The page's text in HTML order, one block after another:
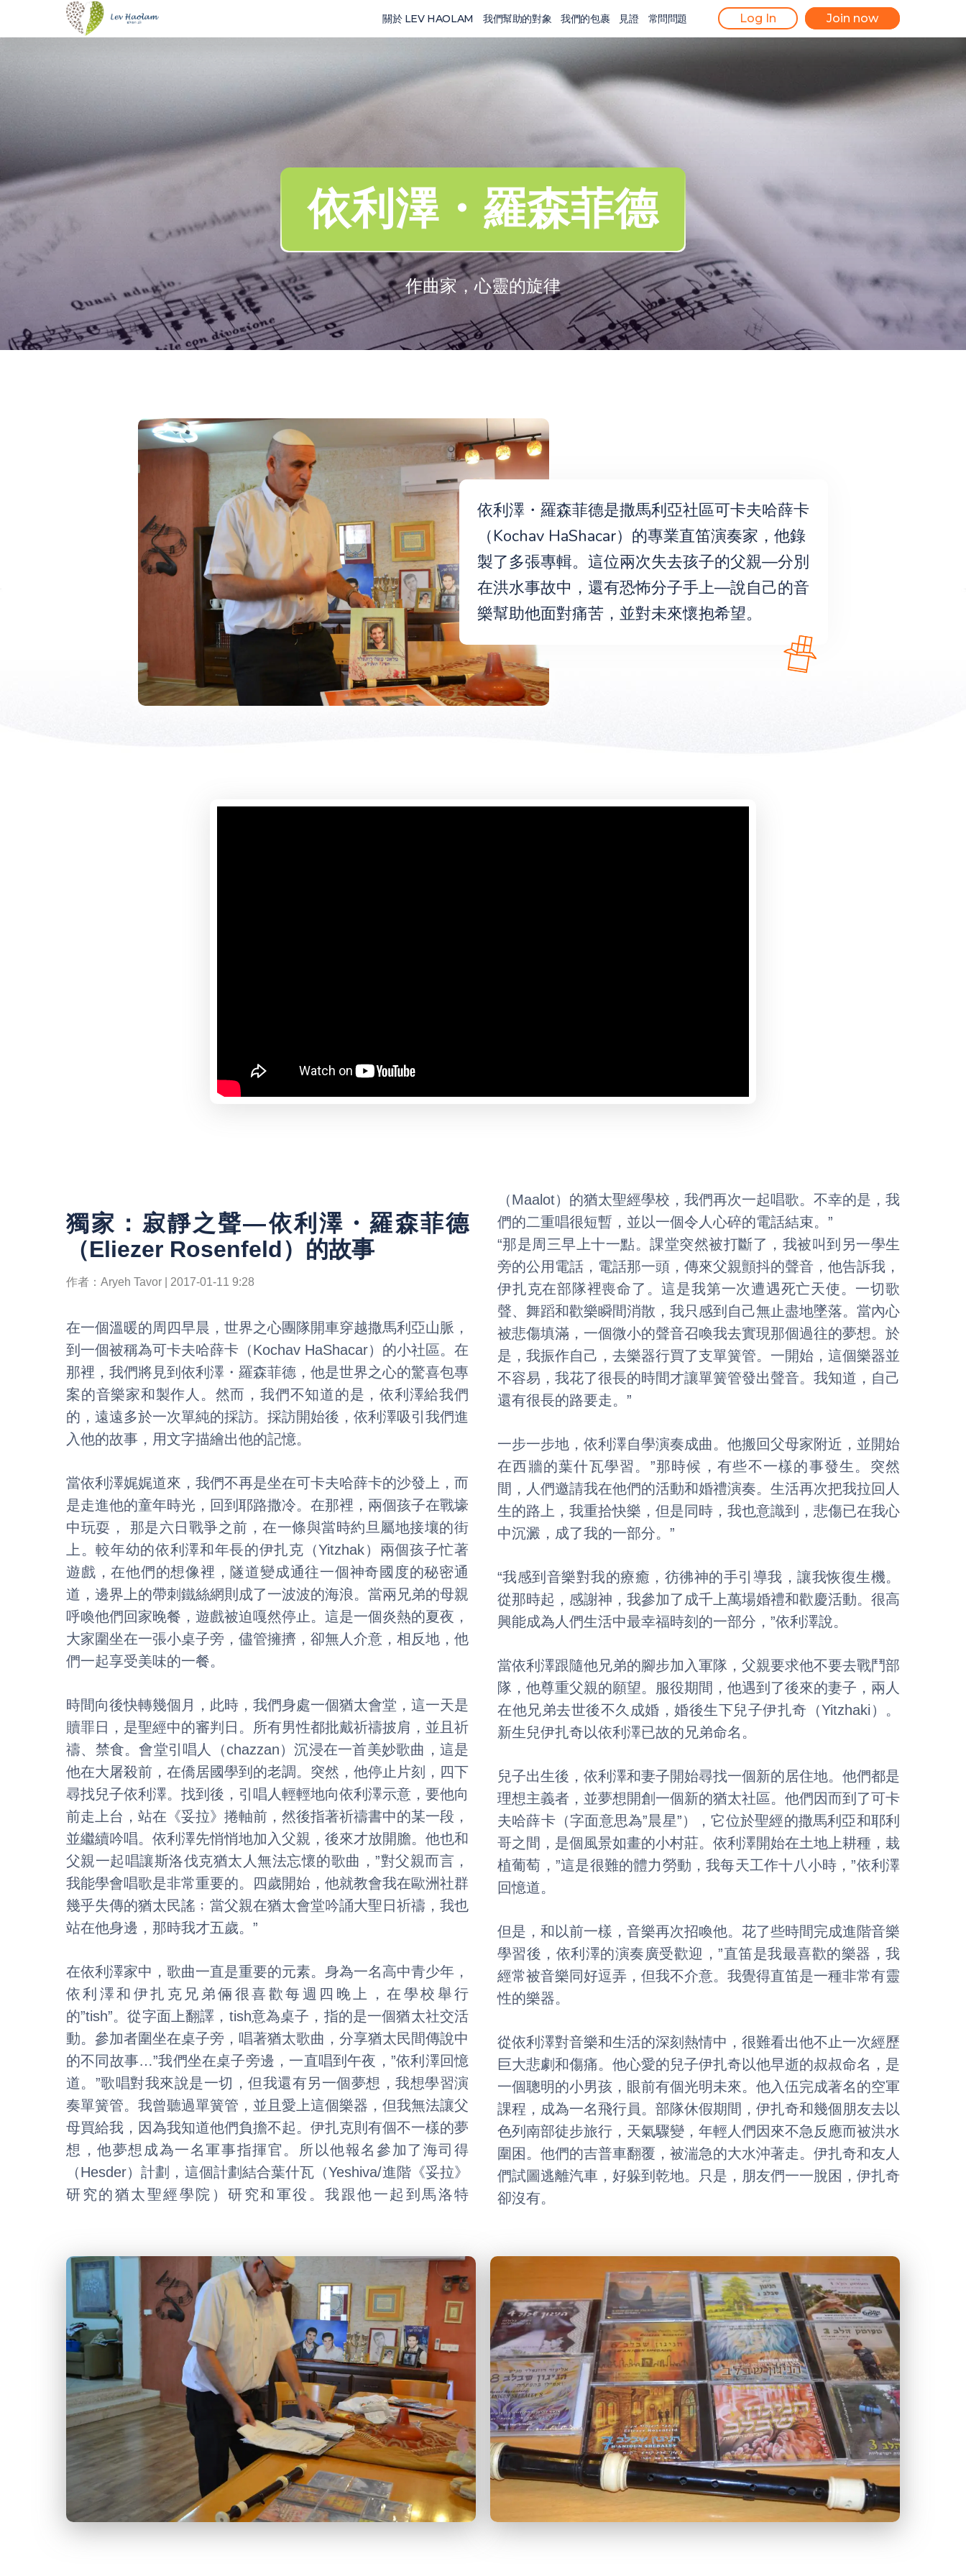
關於 LEV HAOLAM 我們幫助的對象 我們的包裹 見證 常問問題 Log In Join now
依利澤・羅森菲德
作曲家，心靈的旋律
依利澤・羅森菲德是撒馬利亞社區可卡夫哈薛卡
（Kochav HaShacar）的專業直笛演奏家，他錄
製了多張專輯。這位兩次失去孩子的父親—分別
在洪水事故中，還有恐怖分子手上—說自己的音
樂幫助他面對痛苦，並對未來懷抱希望。
獨家：寂靜之聲—依利澤・羅森菲德
（Eliezer Rosenfeld）的故事
作者：Aryeh Tavor | 2017-01-11 9:28
在一個溫暖的周四早晨，世界之心團隊開車穿越撒馬利亞山脈，
到一個被稱為可卡夫哈薛卡（Kochav HaShacar）的小社區。在
那裡，我們將見到依利澤・羅森菲德，他是世界之心的驚喜包專
案的音樂家和製作人。然而，我們不知道的是，依利澤給我們
的，遠遠多於一次單純的採訪。採訪開始後，依利澤吸引我們進
入他的故事，用文字描繪出他的記憶。
當依利澤娓娓道來，我們不再是坐在可卡夫哈薛卡的沙發上，而
是走進他的童年時光，回到耶路撒冷。在那裡，兩個孩子在戰壕
中玩耍， 那是六日戰爭之前，在一條與當時約旦屬地接壤的街
上。較年幼的依利澤和年長的伊扎克（Yitzhak）兩個孩子忙著
遊戲，在他們的想像裡，隧道變成通往一個神奇國度的秘密通
道，邊界上的帶刺鐵絲網則成了一波波的海浪。當兩兄弟的母親
呼喚他們回家晚餐，遊戲被迫嘎然停止。這是一個炎熱的夏夜，
大家圍坐在一張小桌子旁，儘管擁擠，卻無人介意，相反地，他
們一起享受美味的一餐。
時間向後快轉幾個月，此時，我們身處一個猶太會堂，這一天是
贖罪日，是聖經中的審判日。所有男性都批戴祈禱披肩，並且祈
禱、禁食。會堂引唱人（chazzan）沉浸在一首美妙歌曲，這是
他在大屠殺前，在僑居國學到的老調。突然，他停止片刻，四下
尋找兒子依利澤。找到後，引唱人輕輕地向依利澤示意，要他向
前走上台，站在《妥拉》捲軸前，然後指著祈禱書中的某一段，
並繼續吟唱。依利澤先悄悄地加入父親，後來才放開膽。他也和
父親一起唱讓斯洛伐克猶太人無法忘懷的歌曲，”對父親而言，
我能學會唱歌是非常重要的。四歲開始，他就教會我在歐洲社群
幾乎失傳的猶太民謠﹔當父親在猶太會堂吟誦大聖日祈禱，我也
站在他身邊，那時我才五歲。”
在依利澤家中，歌曲一直是重要的元素。身為一名高中青少年，
依利澤和伊扎克兄弟倆很喜歡每週四晚上，在學校舉行
的”tish”。從字面上翻譯，tish意為桌子，指的是一個猶太社交活
動。參加者圍坐在桌子旁，唱著猶太歌曲，分享猶太民間傳說中
的不同故事…”我們坐在桌子旁邊，一直唱到午夜，”依利澤回憶
道。”歌唱對我來說是一切，但我還有另一個夢想，我想學習演
奏單簧管。我曾聽過單簧管，並且愛上這個樂器，但我無法讓父
母買給我，因為我知道他們負擔不起。伊扎克則有個不一樣的夢
想，他夢想成為一名軍事指揮官。所以他報名參加了海司得
（Hesder）計劃，這個計劃結合葉什瓦（Yeshiva/進階《妥拉》
研究的猶太聖經學院）研究和軍役。我跟他一起到馬洛特
（Maalot）的猶太聖經學校，我們再次一起唱歌。不幸的是，我
們的二重唱很短暫，並以一個令人心碎的電話結束。”
“那是周三早上十一點。課堂突然被打斷了，我被叫到另一學生
旁的公用電話，電話那一頭，傳來父親顫抖的聲音，他告訴我，
伊扎克在部隊裡喪命了。這是我第一次遭遇死亡天使。一切歌
聲、舞蹈和歡樂瞬間消散，我只感到自己無止盡地墜落。當內心
被悲傷填滿，一個微小的聲音召喚我去實現那個過往的夢想。於
是，我振作自己，去樂器行買了支單簧管。一開始，這個樂器並
不容易，我花了很長的時間才讓單簧管發出聲音。我知道，自己
還有很長的路要走。”
一步一步地，依利澤自學演奏成曲。他搬回父母家附近，並開始
在西牆的葉什瓦學習。”那時候，有些不一樣的事發生。突然
間，人們邀請我在他們的活動和婚禮演奏。生活再次把我拉回人
生的路上，我重拾快樂，但是同時，我也意識到，悲傷已在我心
中沉澱，成了我的一部分。”
“我感到音樂對我的療癒，彷彿神的手引導我，讓我恢復生機。
從那時起，感謝神，我參加了成千上萬場婚禮和歡慶活動。很高
興能成為人們生活中最幸福時刻的一部分，”依利澤說。
當依利澤跟隨他兄弟的腳步加入軍隊，父親要求他不要去戰鬥部
隊，他尊重父親的願望。服役期間，他遇到了後來的妻子，兩人
在他兄弟去世後不久成婚，婚後生下兒子伊扎奇（Yitzhaki）。
新生兒伊扎奇以依利澤已故的兄弟命名。
兒子出生後，依利澤和妻子開始尋找一個新的居住地。他們都是
理想主義者，並夢想開創一個新的猶太社區。他們因而到了可卡
夫哈薛卡（字面意思為”晨星”），它位於聖經的撒馬利亞和耶利
哥之間，是個風景如畫的小村莊。依利澤開始在土地上耕種，栽
植葡萄，”這是很難的體力勞動，我每天工作十八小時，”依利澤
回憶道。
但是，和以前一樣，音樂再次招喚他。花了些時間完成進階音樂
學習後，依利澤的演奏廣受歡迎，”直笛是我最喜歡的樂器，我
經常被音樂同好逗弄，但我不介意。我覺得直笛是一種非常有靈
性的樂器。
從依利澤對音樂和生活的深刻熱情中，很難看出他不止一次經歷
巨大悲劇和傷痛。他心愛的兒子伊扎奇以他早逝的叔叔命名，是
一個聰明的小男孩，眼前有個光明未來。他入伍完成著名的空軍
課程，成為一名飛行員。部隊休假期間，伊扎奇和幾個朋友去以
色列南部徒步旅行，天氣驟變，年輕人們因來不急反應而被洪水
圍困。他們的吉普車翻覆，被湍急的大水沖著走。伊扎奇和友人
們試圖逃離汽車，好躲到乾地。只是，朋友們一一脫困，伊扎奇
卻沒有。